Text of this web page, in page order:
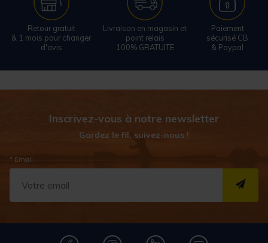
Retour gratuit
& 1 mois pour changer
d'avis
Livraison en magasin et
point relais
100% GRATUITE
Paiement
sécurisé CB
& Paypal
Inscrivez-vous à notre newsletter
Gardez le fil, suivez-nous !
* Email